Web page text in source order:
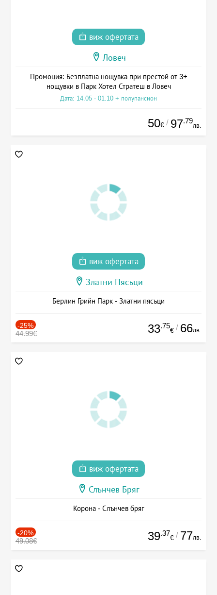
виж офертата
Ловеч
Промоция: Безплатна нощувка при престой от 3+
нощувки в Парк Хотел Стратеш в Ловеч
Дата: 14.05 - 01.10 + полупансион
50€ / 97.79
лв.
виж офертата
Златни Пясъци
Берлин Грийн Парк - Златни пясъци
-25%
44.99€ 33.75
€ / 66лв.
виж офертата
Слънчев Бряг
Корона - Слънчев бряг
-20%
49.08€ 39.37
€ / 77лв.